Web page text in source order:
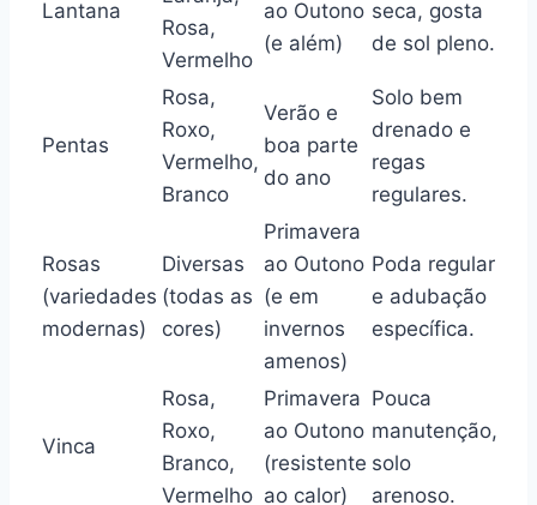
Lantana
Rosa,
Vermelho
ao Outono
(e além)
seca, gosta
de sol pleno.
Pentas
Rosa,
Roxo,
Vermelho,
Branco
Verão e
boa parte
do ano
Solo bem
drenado e
regas
regulares.
Rosas
(variedades
modernas)
Diversas
(todas as
cores)
Primavera
ao Outono
(e em
invernos
amenos)
Poda regular
e adubação
específica.
Vinca
Rosa,
Roxo,
Branco,
Vermelho
Primavera
ao Outono
(resistente
ao calor)
Pouca
manutenção,
solo
arenoso.